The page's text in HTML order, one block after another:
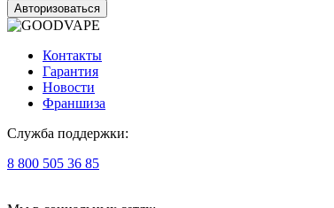
Авторизоваться
Контакты
Гарантия
Новости
Франшиза
Служба поддержки:
8 800 505 36 85